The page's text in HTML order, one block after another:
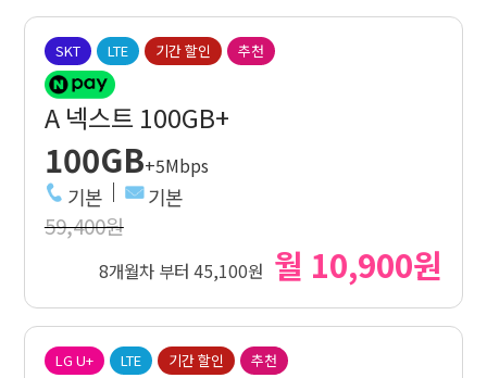
SKT LTE 기간 할인 추천
A 넥스트 100GB+
100GB+5Mbps
기본 기본
59,400원
8개월차 부터 45,100원 월 10,900원
LG U+ LTE 기간 할인 추천